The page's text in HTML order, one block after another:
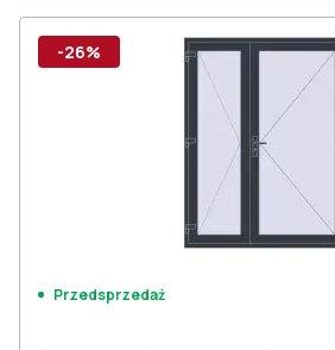
-26%
Przedsprzedaż